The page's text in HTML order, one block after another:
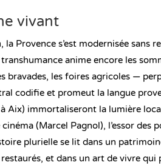
vivant
Provence s’est modernisée sans
anime encore les
bravades, les foires agricoles —
codifie et promeut la langue
Aix) immortaliseront la lumière
(Marcel Pagnol), l’essor des
plurielle se lit dans un
et dans un art de vivre qui